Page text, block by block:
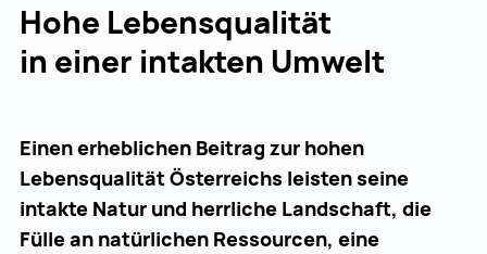
Hohe Lebensqualität
in einer intakten Umwelt
Einen erheblichen Beitrag zur hohen
Lebensqualität Österreichs leisten seine
intakte Natur und herrliche Landschaft, die
Fülle an natürlichen Ressourcen, eine